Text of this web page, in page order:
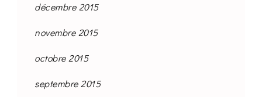
décembre 2015
novembre 2015
octobre 2015
septembre 2015